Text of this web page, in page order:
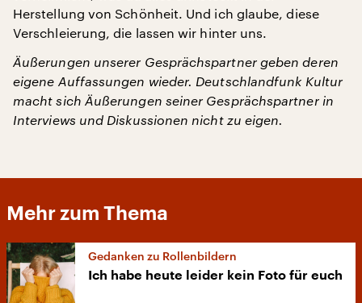
Herstellung von Schönheit. Und ich glaube, diese
Verschleierung, die lassen wir hinter uns.
Äußerungen unserer Gesprächspartner geben deren
eigene Auffassungen wieder. Deutschlandfunk Kultur
macht sich Äußerungen seiner Gesprächspartner in
Interviews und Diskussionen nicht zu eigen.
Mehr zum Thema
Gedanken zu Rollenbildern
Ich habe heute leider kein Foto für euch